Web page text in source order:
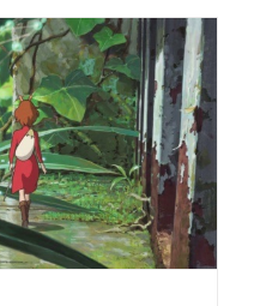
and
the
heron),
nowy
film
Hayao
(Studio
Ghibli)